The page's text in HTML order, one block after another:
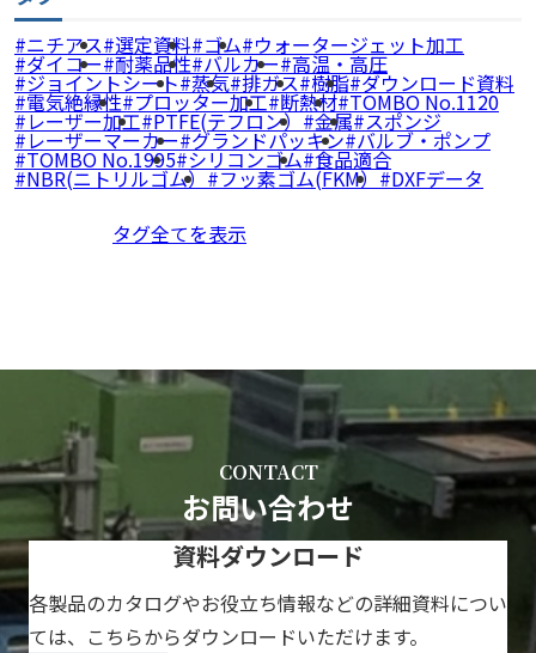
ニチアス 選定資料 ゴム ウォータージェット加工
ダイコー 耐薬品性 バルカー 高温・高圧
ジョイントシート 蒸気 排ガス 樹脂 ダウンロード資料
電気絶縁性 プロッター加工 断熱材 TOMBO No.1120
レーザー加工 PTFE(テフロン） 金属 スポンジ
レーザーマーカー グランドパッキン バルブ・ポンプ
TOMBO No.1995 シリコンゴム 食品適合
NBR(ニトリルゴム） フッ素ゴム(FKM） DXFデータ
タグ全てを表示
CONTACT
お問い合わせ
資料ダウンロード
各製品のカタログやお役立ち情報などの詳細資料につい
ては、こちらからダウンロードいただけます。